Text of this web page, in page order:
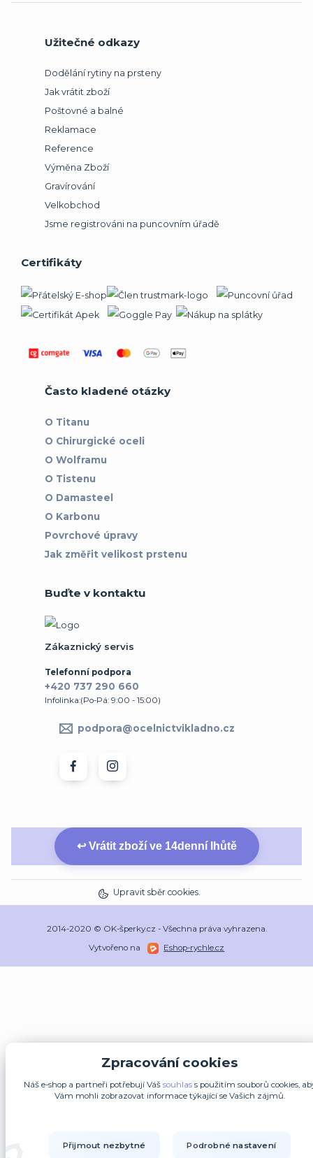
Užitečné odkazy
Dodělání rytiny na prsteny
Jak vrátit zboží
Poštovné a balné
Reklamace
Reference
Výměna Zboží
Gravírování
Velkobchod
Jsme registrováni na puncovním úřadě
Certifikáty
Často kladené otázky
O Titanu
O Chirurgické oceli
O Wolframu
O Tistenu
O Damasteel
O Karbonu
Povrchové úpravy
Jak změřit velikost prstenu
Buďte v kontaktu
Zákaznický servis
Telefonní podpora
+420 737 290 660
Infolinka:(Po-Pá: 9:00 - 15:00)
podpora@ocelnictvikladno.cz
↩ Vrátit zboží ve 14denní lhůtě
Upravit sběr cookies.
2014-2020 © OK-šperky.cz - Všechna práva vyhrazena.
Vytvořeno na
Eshop-rychle.cz
Zpracování cookies
Náš e-shop a partneři potřebují Váš souhlass použitím souborů cookies,
Vám mohli zobrazovat informace týkající se Vašich zájmů.
Přijmout nezbytné Podrobné nastavení